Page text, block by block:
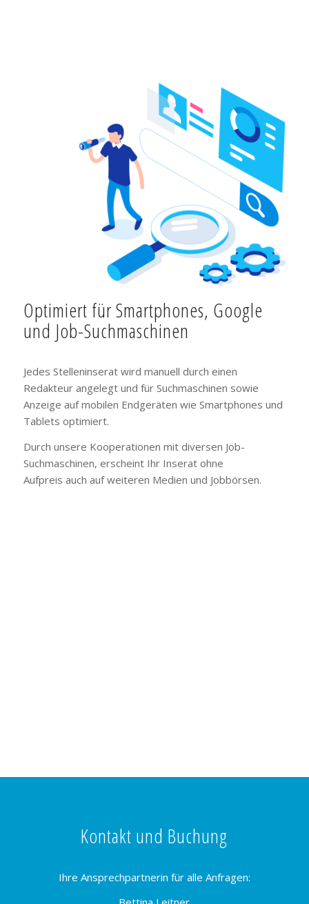
Optimiert für Smartphones, Google
und Job-Suchmaschinen
Jedes Stelleninserat wird manuell durch einen
Redakteur angelegt und für Suchmaschinen sowie
Anzeige auf mobilen Endgeräten wie Smartphones und
Tablets optimiert.
Durch unsere Kooperationen mit diversen Job-
Suchmaschinen, erscheint Ihr Inserat ohne
Aufpreis auch auf weiteren Medien und Jobbörsen.
Kontakt und Buchung
Ihre Ansprechpartnerin für alle Anfragen: